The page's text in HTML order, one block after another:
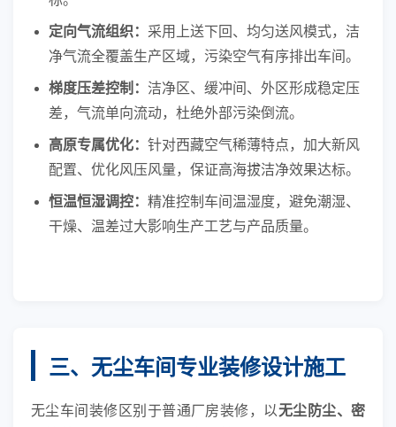
定向气流组织： 采用上送下回、均匀送风模式，洁
净气流全覆盖生产区域，污染空气有序排出车间。
梯度压差控制： 洁净区、缓冲间、外区形成稳定压
差，气流单向流动，杜绝外部污染倒流。
高原专属优化： 针对西藏空气稀薄特点，加大新风
配置、优化风压风量，保证高海拔洁净效果达标。
恒温恒湿调控： 精准控制车间温湿度，避免潮湿、
干燥、温差过大影响生产工艺与产品质量。
三、无尘车间专业装修设计施工
无尘车间装修区别于普通厂房装修，以无尘防尘、密